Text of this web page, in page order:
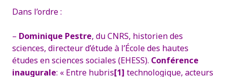
Dans l’ordre :
– Dominique Pestre, du CNRS, historien des
sciences, directeur d’étude à l’École des hautes
études en sciences sociales (EHESS). Conférence
inaugurale: « Entre hubris[1] technologique, acteurs